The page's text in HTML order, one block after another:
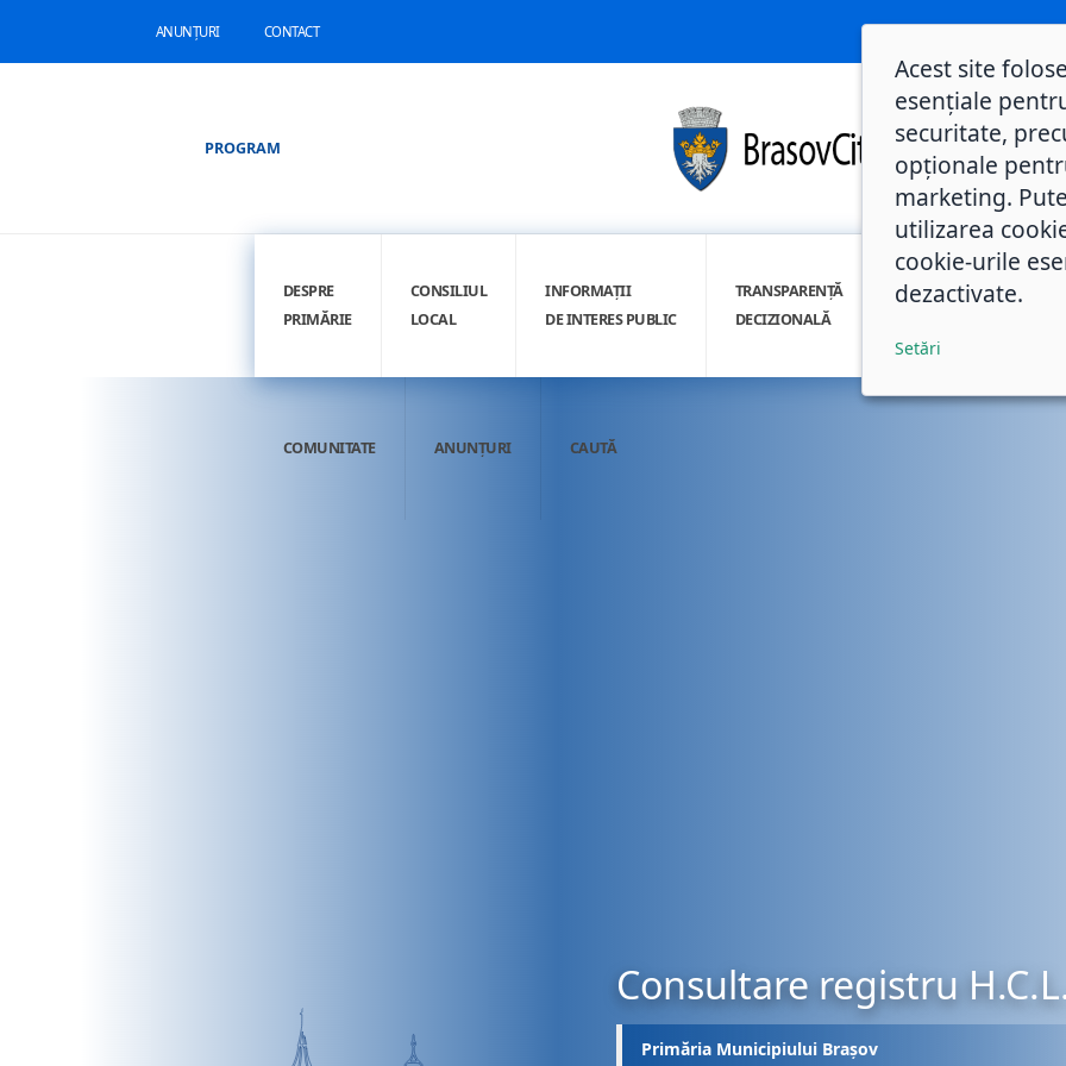
ANUNȚURI CONTACT
PROGRAM
DESPRE
PRIMĂRIE
CONSILIUL
LOCAL
INFORMAȚII
DE INTERES PUBLIC
TRANSPARENȚĂ
DECIZIONALĂ
INTEGRITATE
COMUNITATE ANUNȚURI CAUTĂ
Consultare registru
Primăria Municipiului Brașov
Acest site
esențiale
securitate,
opționale
marketing.
utilizarea
cookie-urile
dezactivate.
Setări